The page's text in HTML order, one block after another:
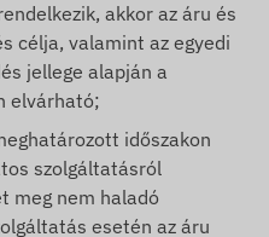
akkor az áru és
célja, valamint az egyedi
jellege alapján a
elvárható;
időszakon
szolgáltatásról
meg nem haladó
esetén az áru